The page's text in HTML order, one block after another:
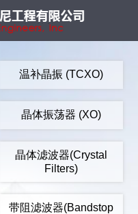
温补晶振 (TCXO)
晶体振荡器 (XO)
晶体滤波器(Crystal
Filters)
带阻滤波器(Bandstop